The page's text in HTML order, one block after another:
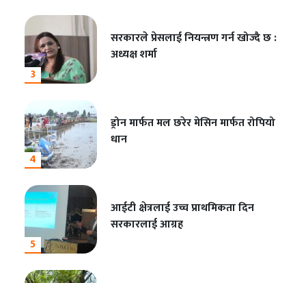
3
सरकारले प्रेसलाई नियन्त्रण गर्न खोज्दै छ :
अध्यक्ष शर्मा
4
ड्रोन मार्फत मल छरेर मेसिन मार्फत रोपियो
धान
5
आईटी क्षेत्रलाई उच्च प्राथमिकता दिन
सरकारलाई आग्रह